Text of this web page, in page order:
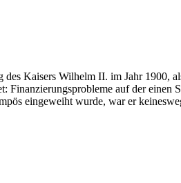
Kaisers Wilhelm II. im Jahr 1900,
Finanzierungsprobleme auf der
eingeweiht wurde, war er